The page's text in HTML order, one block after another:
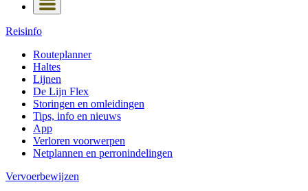
Reisinfo
Routeplanner
Haltes
Lijnen
De Lijn Flex
Storingen en omleidingen
Tips, info en nieuws
App
Verloren voorwerpen
Netplannen en perronindelingen
Vervoerbewijzen